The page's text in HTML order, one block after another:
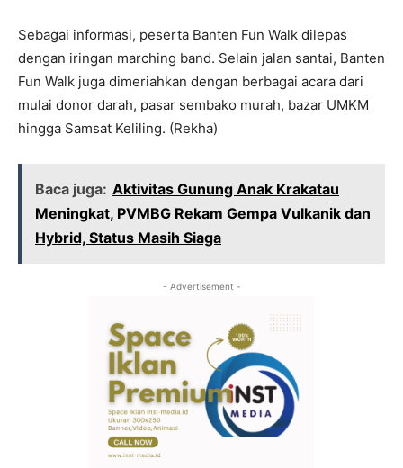
Sebagai informasi, peserta Banten Fun Walk dilepas
dengan iringan marching band. Selain jalan santai, Banten
Fun Walk juga dimeriahkan dengan berbagai acara dari
mulai donor darah, pasar sembako murah, bazar UMKM
hingga Samsat Keliling. (Rekha)
Baca juga: Aktivitas Gunung Anak Krakatau
Meningkat, PVMBG Rekam Gempa Vulkanik dan
Hybrid, Status Masih Siaga
- Advertisement -